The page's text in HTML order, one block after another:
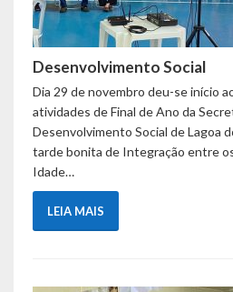
Editais de Concursos/Processos
LicitaCon Cidadão
Prestação de Contas
Demonstrativos Contábeis
Legislativo
Desenvolvimento Social
Dia 29 de novembro deu-se início
atividades de Final de Ano da
Desenvolvimento Social de Lagoa
tarde bonita de Integração entre
Idade…
LEIA MAIS